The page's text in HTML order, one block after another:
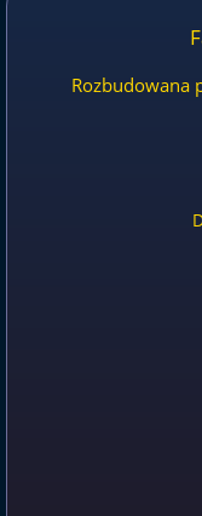
Rozbudowana